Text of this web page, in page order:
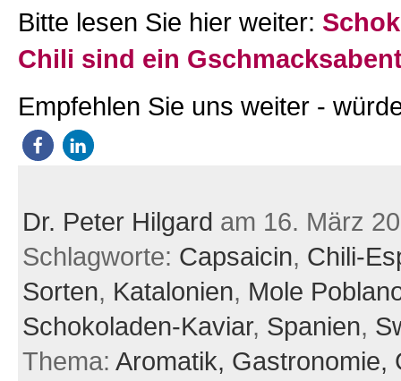
Bitte lesen Sie hier weiter:
Chili sind ein
Empfehlen Sie uns weiter -
Dr. Peter Hilgard am 16. März
Schlagworte: Capsaicin, Chili-
Sorten, Katalonien, Mole
Schokoladen-Kaviar, Spanien,
Thema: Aromatik, Gastronomie,